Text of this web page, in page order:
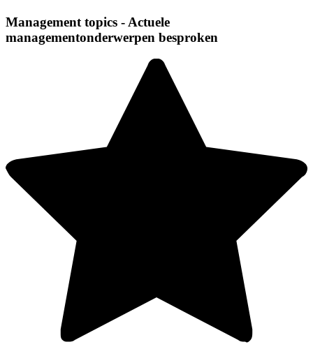
Management topics - Actuele
managementonderwerpen besproken